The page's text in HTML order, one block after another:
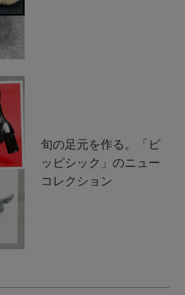
旬の足元を作る。「ピ
ッピシック」のニュー
コレクション